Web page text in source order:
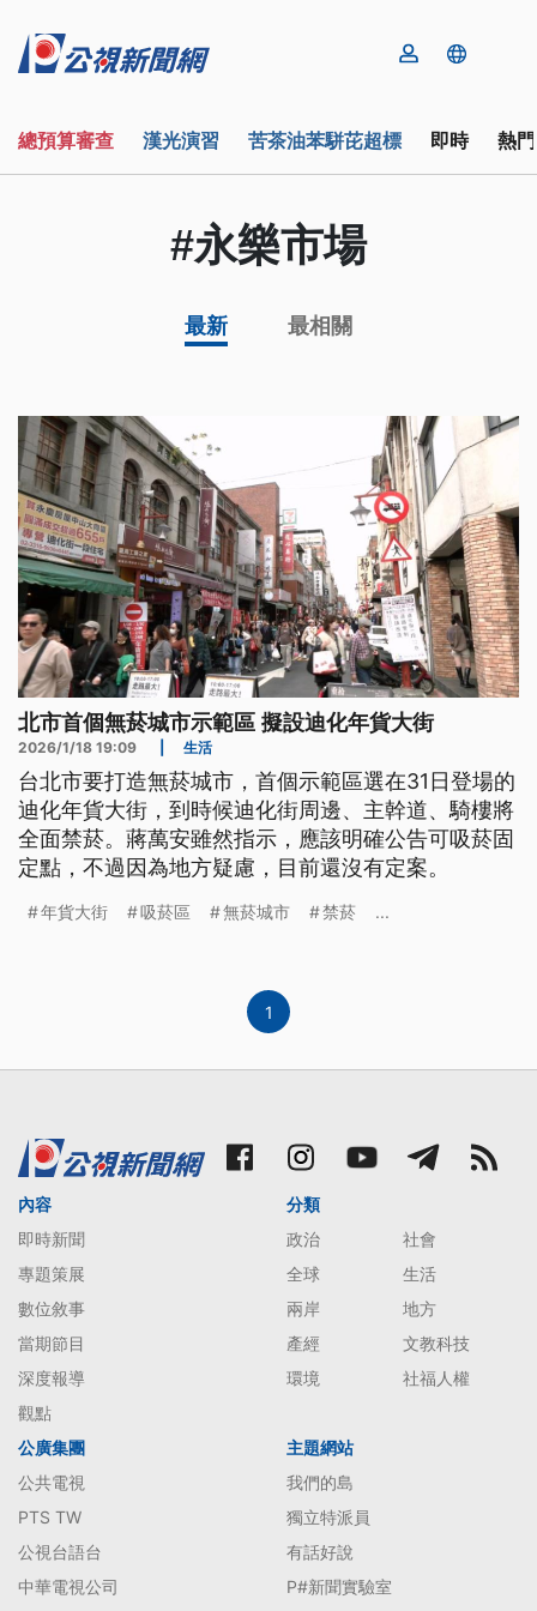
總預算審查 漢光演習 苦茶油苯駢芘超標 即時 熱
#永樂市場
最新 最相關
北市首個無菸城市示範區 擬設迪化年貨大街
2026/1/18 19:09 生活
台北市要打造無菸城市，首個示範區選在31日登場的
迪化年貨大街，到時候迪化街周邊、主幹道、騎樓將
全面禁菸。蔣萬安雖然指示，應該明確公告可吸菸固
定點，不過因為地方疑慮，目前還沒有定案。
年貨大街 吸菸區 無菸城市 禁菸 ...
1
內容
即時新聞
專題策展
數位敘事
當期節目
深度報導
觀點
分類
政治
社會
全球
生活
兩岸
地方
產經
文教科技
環境
社福人權
公廣集團
公共電視
PTS TW
公視台語台
中華電視公司
主題網站
我們的島
獨立特派員
有話好說
P#新聞實驗室